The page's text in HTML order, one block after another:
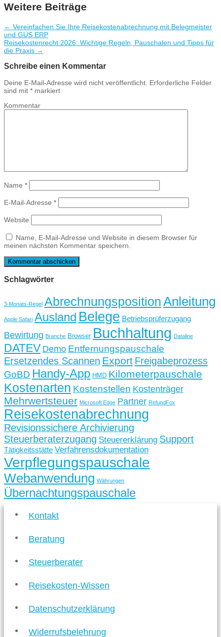
Weitere Beiträge
← Vereinfachen Sie Ihre Reisekostenabrechnung mit Belegmeister
und GUS ERP
Reisekostenrecht 2026: Wichtige Regeln, Pauschalen und Tipps für
die Praxis →
Schreibe einen Kommentar
Deine E-Mail-Adresse wird nicht veröffentlicht. Erforderliche Felder
sind mit * markiert
Kommentar
Name *
E-Mail-Adresse *
Website
Name, E-Mail-Adresse und Website in diesem Browser für
meinen nächsten Kommentar speichern.
Schlagwörter
3-Monats-Regel AbrechnungspositionAnleitung
Apple Safari Ausland Belege Betriebsprüferzugang
Bewirtung Branche Browser Buchhaltung Dataline
DATEV Demo Entfernungspauschale
Ersetzendes Scannen Export Freigabeprozess
GoBD Handy-App HMD Kilometerpauschale
Kostenarten Kostenstellen Kostenträger
Mehrwertsteuer Microsoft Edge Partner RefundFox
Reisekostenabrechnung
Revisionssichere Archivierung
Steuerberaterzugang Steuererklärung Support
Tätigkeitsstätte Verfahrensdokumentation
Verpflegungspauschale
Webanwendung Währungen
Übernachtungspauschale
Kontakt
Beratung
Steuerberater
Reisekosten-Wissen
Datenschutzerklärung
Widerrufsbelehrung